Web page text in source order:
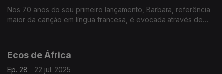
Nos 70 anos do seu primeiro lançamento, Barbara, referência
maior da canção em língua francesa, é evocada através de
Ecos de África
Ep. 28
22 jul. 2025